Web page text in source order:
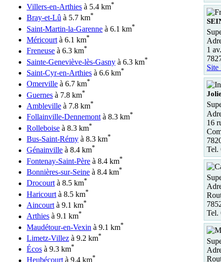
Villers-en-Arthies à 5.4 km*
Bray-et-Lû à 5.7 km*
Saint-Martin-la-Garenne à 6.1 km*
Méricourt à 6.1 km*
Freneuse à 6.3 km*
Sainte-Geneviève-lès-Gasny à 6.3 km*
Saint-Cyr-en-Arthies à 6.6 km*
Omerville à 6.7 km*
Guernes à 7.8 km*
Ambleville à 7.8 km*
Follainville-Dennemontà 8.3 km*
Rolleboise à 8.3 km*
Bus-Saint-Rémy à 8.3 km*
Génainville à 8.4 km*
Fontenay-Saint-Père à 8.4 km*
Bonnières-sur-Seine à 8.4 km*
Drocourtà 8.5 km*
Haricourt à 8.5 km*
Aincourt à 9.1 km*
Arthies à 9.1 km*
Maudétour-en-Vexin à 9.1 km*
Limetz-Villez à 9.2 km*
Écos à 9.3 km*
Heubécourt à 9.4 km*
1
Site
16
Tel.
Tel.